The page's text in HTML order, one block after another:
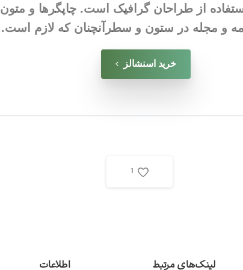
از طراحان گرافیک است. چاپگرها و متون
و مجله در ستون و سطرآنچنان که لازم است.
خرید اسنشالز
1
لینک‌های مرتبط اطلاعات